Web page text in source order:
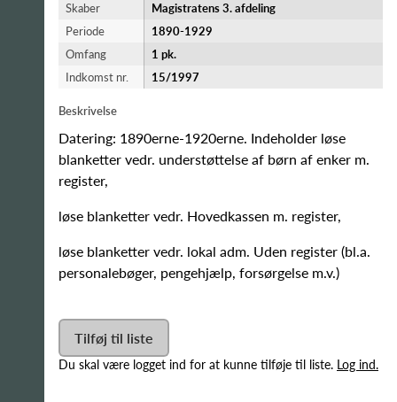
Skaber
Magistratens 3. afdeling
Periode
1890-​1929
Omfang
1 pk.
Indkomst nr.
15/1997
Beskrivelse
Datering: 1890erne-1920erne. Indeholder løse
blanketter vedr. understøttelse af børn af enker m.
register,
løse blanketter vedr. Hovedkassen m. register,
løse blanketter vedr. lokal adm. Uden register (bl.a.
personalebøger, pengehjælp, forsørgelse m.v.)
Tilføj til liste
Du skal være logget ind for at kunne tilføje til liste. Log ind.